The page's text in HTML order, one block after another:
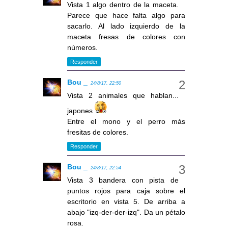
Vista 1 algo dentro de la maceta.
Parece que hace falta algo para
sacarlo. Al lado izquierdo de la
maceta fresas de colores con
números.
Responder
Bou _ 24/8/17, 22:50
Vista 2 animales que hablan...
japones
Entre el mono y el perro más
fresitas de colores.
Responder
Bou _ 24/8/17, 22:54
Vista 3 bandera con pista de
puntos rojos para caja sobre el
escritorio en vista 5. De arriba a
abajo "izq-der-der-izq". Da un pétalo
rosa.